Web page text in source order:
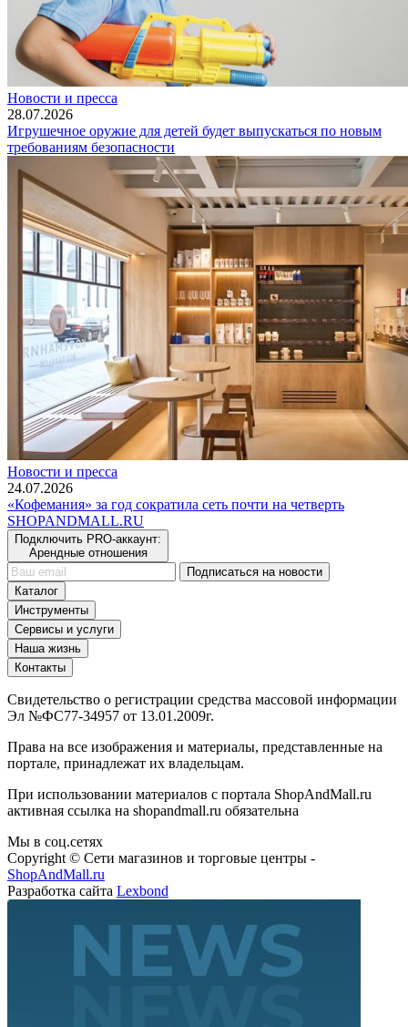
Новости и пресса
28.07.2026
Игрушечное оружие для детей будет выпускаться по новым
требованиям безопасности
Новости и пресса
24.07.2026
«Кофемания» за год сократила сеть почти на четверть
SHOPANDMALL.RU
Подключить PRO-аккаунт:
Арендные отношения
Подписаться на новости
Каталог
Инструменты
Сервисы и услуги
Наша жизнь
Контакты
Свидетельство о регистрации средства массовой информации
Эл №ФС77-34957 от 13.01.2009г.
Права на все изображения и материалы, представленные на
портале, принадлежат их владельцам.
При использовании материалов с портала ShopAndMall.ru
активная ссылка на shopandmall.ru обязательна
Мы в соц.сетях
Copyright © Сети магазинов и торговые центры -
ShopAndMall.ru
Разработка сайта Lexbond